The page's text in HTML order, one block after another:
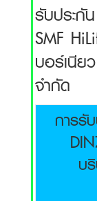
รับประกั
SMF
บอร์เนีย
จำกัด
การรั
บ